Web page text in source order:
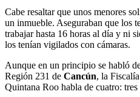
Cabe resaltar que unos menores
un inmueble. Aseguraban que los
trabajar hasta 16 horas al día y ni
los tenían vigilados con cámaras.
Aunque en un principio se habló
Región 231 de Cancún, la
Quintana Roo habla de cuatro: